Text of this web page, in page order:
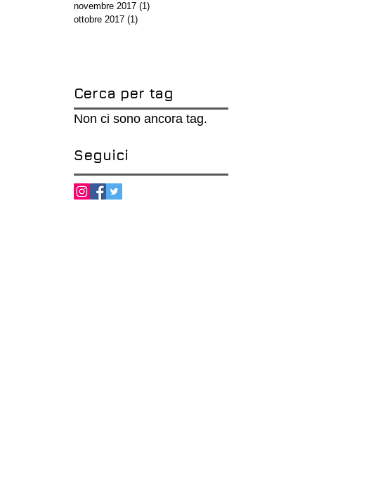
novembre 2017 (1)
ottobre 2017 (1)
Cerca per tag
Non ci sono ancora tag.
Seguici